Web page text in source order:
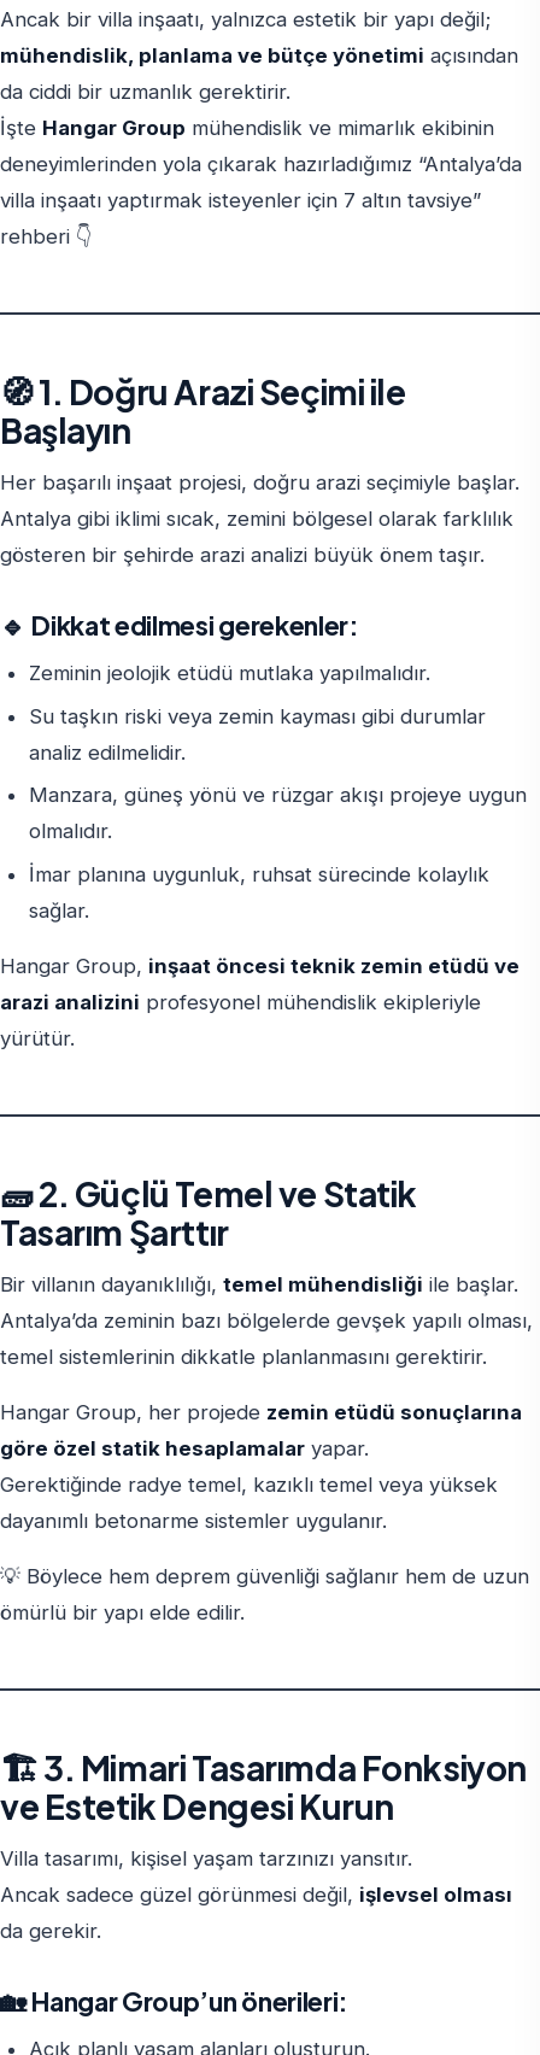
Ancak bir villa inşaatı, yalnızca estetik bir yapı değil;
mühendislik, planlama ve bütçe yönetimi açısından
da ciddi bir uzmanlık gerektirir.
İşte Hangar Group mühendislik ve mimarlık ekibinin
deneyimlerinden yola çıkarak hazırladığımız “Antalya’da
villa inşaatı yaptırmak isteyenler için 7 altın tavsiye”
rehberi 👇
🧭 1. Doğru Arazi Seçimi ile
Başlayın
Her başarılı inşaat projesi, doğru arazi seçimiyle başlar.
Antalya gibi iklimi sıcak, zemini bölgesel olarak farklılık
gösteren bir şehirde arazi analizi büyük önem taşır.
🔹 Dikkat edilmesi gerekenler:
Zeminin jeolojik etüdü mutlaka yapılmalıdır.
Su taşkın riski veya zemin kayması gibi durumlar
analiz edilmelidir.
Manzara, güneş yönü ve rüzgar akışı projeye uygun
olmalıdır.
İmar planına uygunluk, ruhsat sürecinde kolaylık
sağlar.
Hangar Group, inşaat öncesi teknik zemin etüdü ve
arazi analizini profesyonel mühendislik ekipleriyle
yürütür.
🧱 2. Güçlü Temel ve Statik
Tasarım Şarttır
Bir villanın dayanıklılığı, temel mühendisliği ile başlar.
Antalya’da zeminin bazı bölgelerde gevşek yapılı olması,
temel sistemlerinin dikkatle planlanmasını gerektirir.
Hangar Group, her projede zemin etüdü sonuçlarına
göre özel statik hesaplamalar yapar.
Gerektiğinde radye temel, kazıklı temel veya yüksek
dayanımlı betonarme sistemler uygulanır.
💡 Böylece hem deprem güvenliği sağlanır hem de uzun
ömürlü bir yapı elde edilir.
🏗️ 3. Mimari Tasarımda Fonksiyon
ve Estetik Dengesi Kurun
Villa tasarımı, kişisel yaşam tarzınızı yansıtır.
Ancak sadece güzel görünmesi değil, işlevsel olması
da gerekir.
🏡 Hangar Group’un önerileri:
Açık planlı yaşam alanları oluşturun.